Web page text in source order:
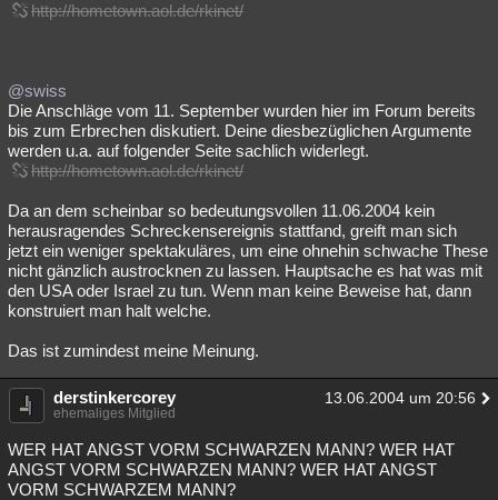
http://hometown.aol.de/rkinet/
@swiss
Die Anschläge vom 11. September wurden hier im Forum bereits
bis zum Erbrechen diskutiert. Deine diesbezüglichen Argumente
werden u.a. auf folgender Seite sachlich widerlegt.
http://hometown.aol.de/rkinet/
Da an dem scheinbar so bedeutungsvollen 11.06.2004 kein
herausragendes Schreckensereignis stattfand, greift man sich
jetzt ein weniger spektakuläres, um eine ohnehin schwache These
nicht gänzlich austrocknen zu lassen. Hauptsache es hat was mit
den USA oder Israel zu tun. Wenn man keine Beweise hat, dann
konstruiert man halt welche.
Das ist zumindest meine Meinung.
derstinkercorey 13.06.2004 um 20:56
ehemaliges Mitglied
WER HAT ANGST VORM SCHWARZEN MANN? WER HAT
ANGST VORM SCHWARZEN MANN? WER HAT ANGST
VORM SCHWARZEM MANN?